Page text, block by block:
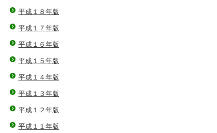
平成１８年版
平成１７年版
平成１６年版
平成１５年版
平成１４年版
平成１３年版
平成１２年版
平成１１年版